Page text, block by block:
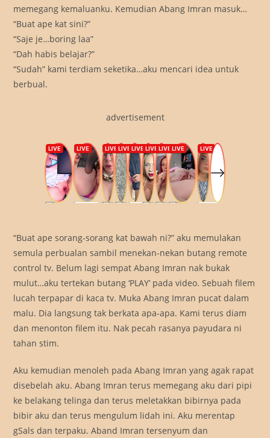
memegang kemaluanku. Kemudian Abang Imran masuk…
“Buat ape kat sini?”
“Saje je…boring laa”
“Dah habis belajar?”
“Sudah” kami terdiam seketika…aku mencari idea untuk
berbual.
advertisement
“Buat ape sorang-sorang kat bawah ni?” aku memulakan
semula perbualan sambil menekan-nekan butang remote
control tv. Belum lagi sempat Abang Imran nak bukak
mulut…aku tertekan butang ‘PLAY’ pada video. Sebuah filem
lucah terpapar di kaca tv. Muka Abang Imran pucat dalam
malu. Dia langsung tak berkata apa-apa. Kami terus diam
dan menonton filem itu. Nak pecah rasanya payudara ni
tahan stim.
Aku kemudian menoleh pada Abang Imran yang agak rapat
disebelah aku. Abang Imran terus memegang aku dari pipi
ke belakang telinga dan terus meletakkan bibirnya pada
bibir aku dan terus mengulum lidah ini. Aku merentap
gSals dan terpaku. Aband Imran tersenyum dan